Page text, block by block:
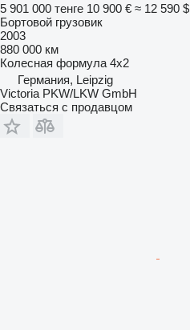
5 901 000 тенге 10 900 € ≈ 12 590 $
Бортовой грузовик
2003
880 000 км
Колесная формула 4x2
Германия, Leipzig
Victoria PKW/LKW GmbH
Связаться с продавцом